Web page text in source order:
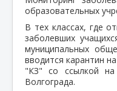
образовательных
В тех классах, где
заболевших
муниципальных
вводится карантин
"КЗ" со ссылкой на
Волгограда.